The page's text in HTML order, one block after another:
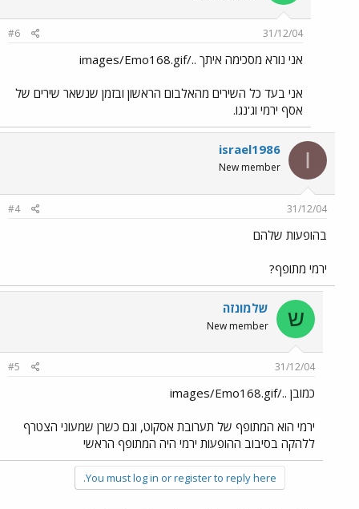
31/12/04
#6
אני נורא מסכימה איתך ../images/Emo168.gif
אני בעד כל השירים מהאלבום הראשון ובזמן שנשאר שירים של
אסף ירמי וג'נגו.
I
israel1986
New member
31/12/04
#4
בהופעות שלהם
ירמי מתופף?
ש שלמונזה
New member
31/12/04
#5
כמובן ../images/Emo168.gif
ירמי הוא המתופף של תערובת אסקוט, וגם כשרן שמעוני הצטרף
ללהקה בסיבוב ההופעות ירמי היה המתופף הראשי
You must log in or register to reply here.